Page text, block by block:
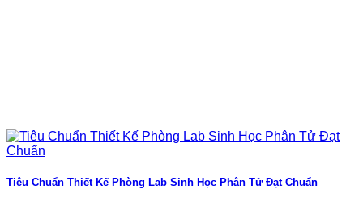
Tiêu Chuẩn Thiết Kế Phòng Lab Sinh Học Phân Tử Đạt Chuẩn